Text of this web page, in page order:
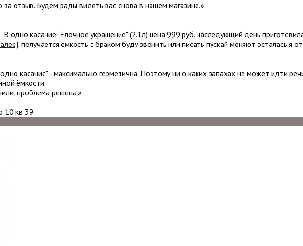
отзыв. Будем рады видеть вас снова в нашем магазине.»
одно касание" Ёлочное украшение" (2.1л) цена 999 руб. наследующий день
. получается ёмкость с браком буду звонить или писать пускай меняют осталась я
касание" - максимально герметична. Поэтому ни о каких запахах не может идти
ёмкости.
проблема решена.»
10 кв 39